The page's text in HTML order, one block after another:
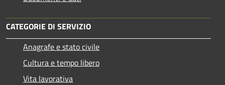
CATEGORIE DI SERVIZIO
Anagrafe e stato civile
Cultura e tempo libero
Vita lavorativa